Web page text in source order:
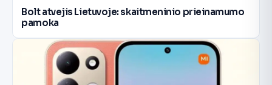
Bolt atvejis Lietuvoje: skaitmeninio prieinamumo
pamoka